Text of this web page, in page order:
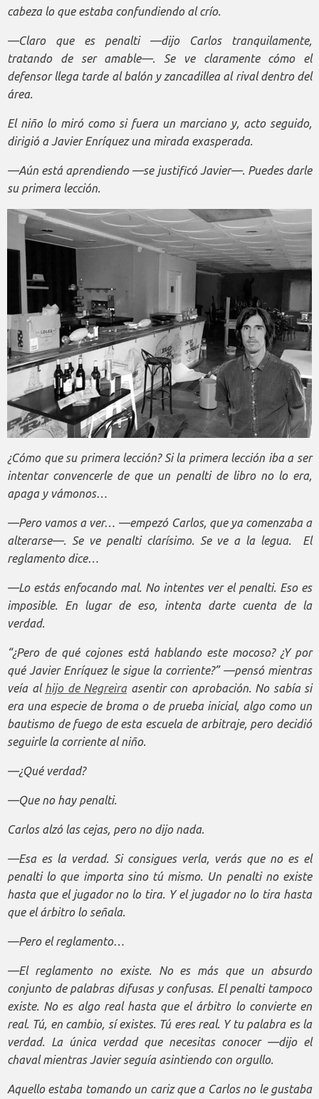
cabeza lo que estaba confundiendo al crío.
—Claro que es penalti —dijo Carlos tranquilamente,
tratando de ser amable—. Se ve claramente cómo el
defensor llega tarde al balón y zancadillea al rival dentro del
área.
El niño lo miró como si fuera un marciano y, acto seguido,
dirigió a Javier Enríquez una mirada exasperada.
—Aún está aprendiendo —se justificó Javier—. Puedes darle
su primera lección.
¿Cómo que su primera lección? Si la primera lección iba a ser
intentar convencerle de que un penalti de libro no lo era,
apaga y vámonos…
—Pero vamos a ver… —empezó Carlos, que ya comenzaba a
alterarse—. Se ve penalti clarísimo. Se ve a la legua. El
reglamento dice…
—Lo estás enfocando mal. No intentes ver el penalti. Eso es
imposible. En lugar de eso, intenta darte cuenta de la
verdad.
“¿Pero de qué cojones está hablando este mocoso? ¿Y por
qué Javier Enríquez le sigue la corriente?” —pensó mientras
veía al hijo de Negreiraasentir con aprobación. No sabía si
era una especie de broma o de prueba inicial, algo como un
bautismo de fuego de esta escuela de arbitraje, pero decidió
seguirle la corriente al niño.
—¿Qué verdad?
—Que no hay penalti.
Carlos alzó las cejas, pero no dijo nada.
—Esa es la verdad. Si consigues verla, verás que no es el
penalti lo que importa sino tú mismo. Un penalti no existe
hasta que el jugador no lo tira. Y el jugador no lo tira hasta
que el árbitro lo señala.
—Pero el reglamento…
—El reglamento no existe. No es más que un absurdo
conjunto de palabras difusas y confusas. El penalti tampoco
existe. No es algo real hasta que el árbitro lo convierte en
real. Tú, en cambio, sí existes. Tú eres real. Y tu palabra es la
verdad. La única verdad que necesitas conocer —dijo el
chaval mientras Javier seguía asintiendo con orgullo.
Aquello estaba tomando un cariz que a Carlos no le gustaba